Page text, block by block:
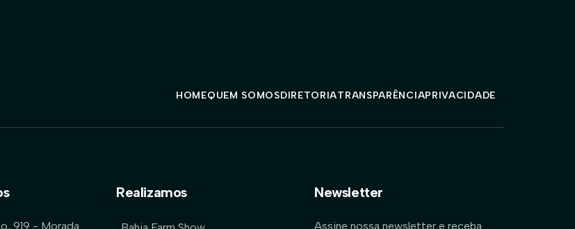
HOMEQUEM SOMOSDIRETORIATRANSPARÊNCIAPRIVACIDADE
919 - Morada
Realizamos Newsletter
Assine nossa newsletter e receba